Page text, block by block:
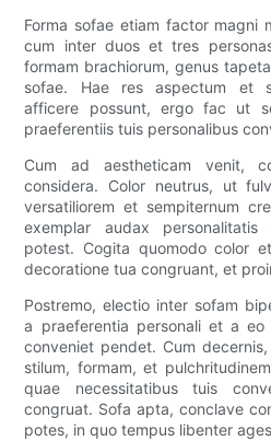
Forma sofae etiam factor magni
cum inter duos et tres
formam brachiorum, genus
sofae. Hae res aspectum et
afficere possunt, ergo fac ut
praeferentiis tuis personalibus
Cum ad aestheticam venit,
considera. Color neutrus, ut
versatiliorem et sempiternum
exemplar audax
potest. Cogita quomodo color
decoratione tua congruant, et
Postremo, electio inter sofam
a praeferentia personali et a
conveniet pendet. Cum
stilum, formam, et
quae necessitatibus tuis
congruat. Sofa apta, conclave
potes, in quo tempus libenter